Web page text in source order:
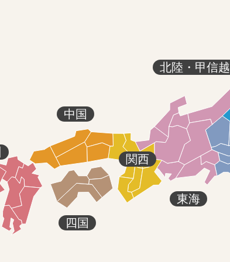
北陸・甲信越
東海
関西
四国
中国